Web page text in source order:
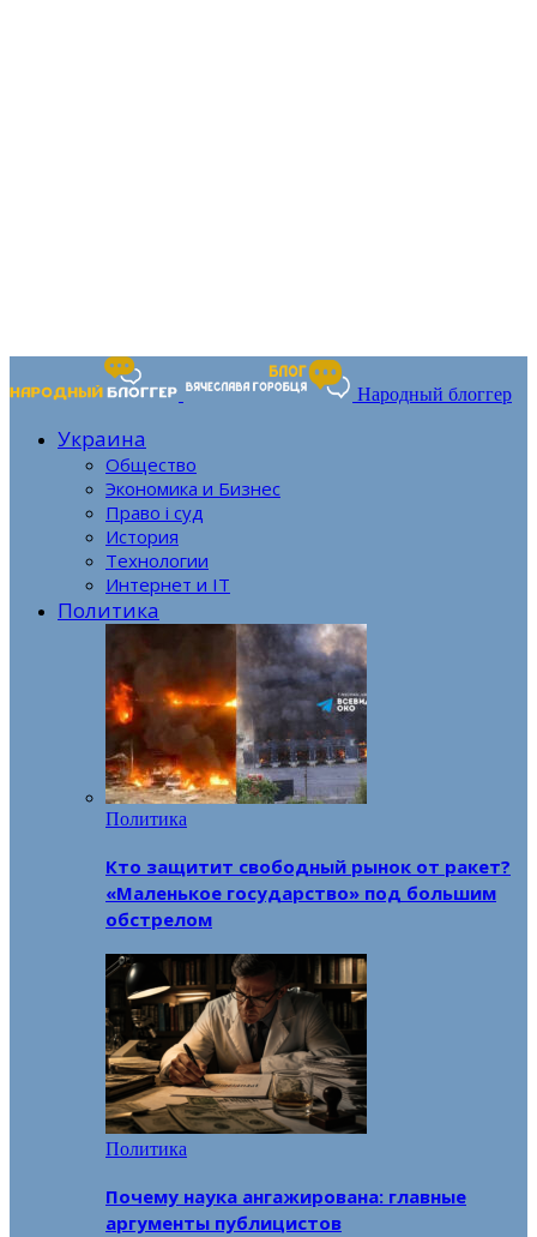
Народный блоггер
Украина
Общество
Экономика и Бизнес
Право і суд
История
Технологии
Интернет и IT
Политика
Политика
Кто защитит свободный рынок от ракет?
«Маленькое государство» под большим
обстрелом
Политика
Почему наука ангажирована: главные
аргументы публицистов